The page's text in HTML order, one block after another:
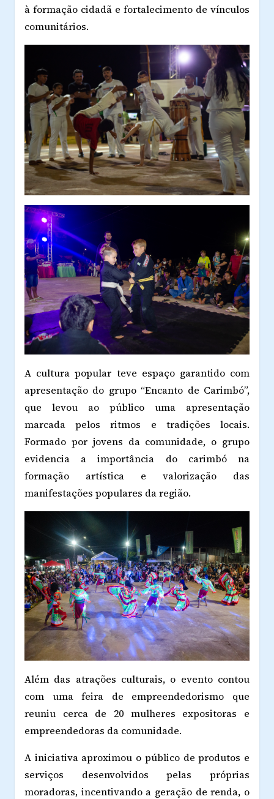
à formação cidadã e fortalecimento de vínculos
comunitários.
A cultura popular teve espaço garantido com
apresentação do grupo “Encanto de Carimbó”,
que levou ao público uma apresentação
marcada pelos ritmos e tradições locais.
Formado por jovens da comunidade, o grupo
evidencia a importância do carimbó na
formação artística e valorização das
manifestações populares da região.
Além das atrações culturais, o evento contou
com uma feira de empreendedorismo que
reuniu cerca de 20 mulheres expositoras e
empreendedoras da comunidade.
A iniciativa aproximou o público de produtos e
serviços desenvolvidos pelas próprias
moradoras, incentivando a geração de renda, o